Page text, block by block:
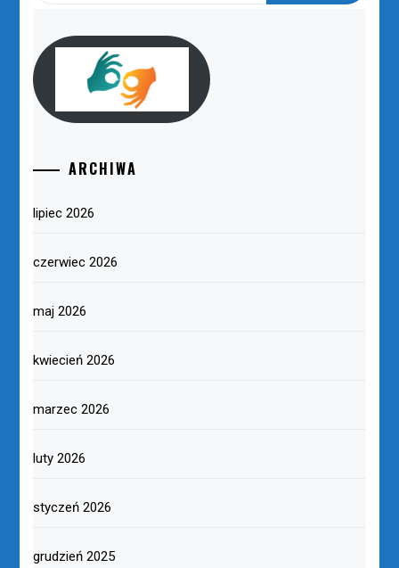
ARCHIWA
lipiec 2026
czerwiec 2026
maj 2026
kwiecień 2026
marzec 2026
luty 2026
styczeń 2026
grudzień 2025